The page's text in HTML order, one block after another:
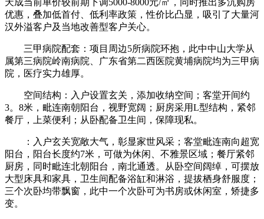
优惠，叠加低首付、低利率政策，性价比凸显，吸引了大量河
汉外溢客户及当地改善型客户关心。
三甲病院配套：项目周边5所病院环抱，此中中山大学从
属第三病院岭南病院、广东省第二西医院黄埔病院均为三甲病
院，医疗实力雄厚。
空间结构：入户设置玄关，添加收纳空间；客堂开间约
3。8米，毗连南朝阳台，视野宽阔；厨房采用L型结构，紧邻
餐厅，上菜便利；从卧配备卫生间，保障现私。
：入户玄关宽敞大气，彰显家世风采；客堂毗连南向超宽
阳台，阳台长度约7米，可做为休闲、不雅景区域；餐厅紧邻
厨房，同时毗连北朝阳台，南北通透。从卧空间阔绰，可摆放
大型床具和家具，卫生间配备浴缸和淋浴，提拔栖身舒服度；
三个次卧均带飘窗，此中一个次卧可为书房或休闲室，矫捷多
变。